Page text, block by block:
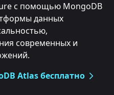
с помощью MongoDB
данных
современных и
Atlas бесплатно